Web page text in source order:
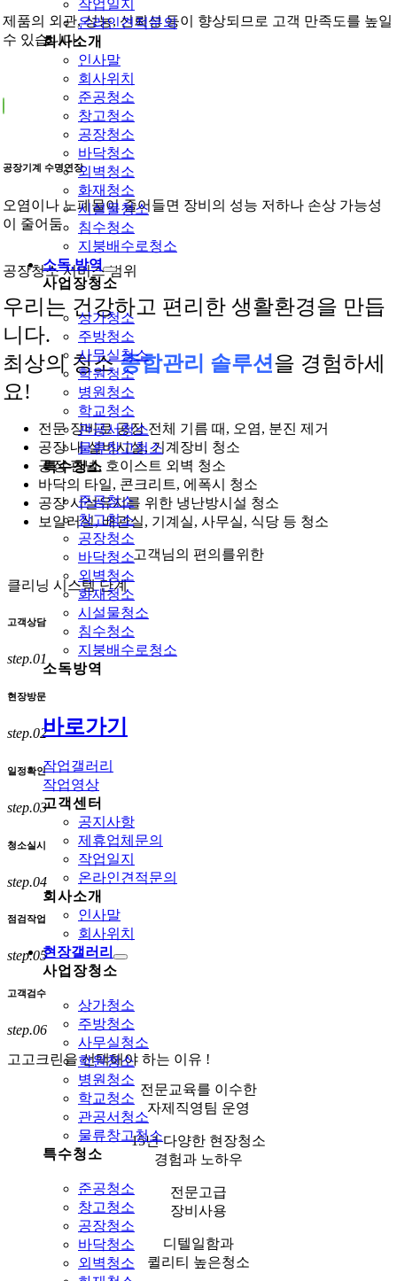
작업일지
온라인견적문의
회사소개
인사말
회사위치
준공청소
창고청소
공장청소
바닥청소
외벽청소
화재청소
시설물청소
침수청소
지붕배수로청소
소독.방역
사업장청소
상가청소
주방청소
사무실청소
학원청소
병원청소
학교청소
관공서청소
물류창고청소
특수청소
준공청소
창고청소
공장청소
바닥청소
외벽청소
화재청소
시설물청소
침수청소
지붕배수로청소
소독방역
바로가기
작업갤러리
작업영상
고객센터
공지사항
제휴업체문의
작업일지
온라인견적문의
회사소개
인사말
회사위치
현장갤러리
사업장청소
상가청소
주방청소
사무실청소
학원청소
병원청소
학교청소
관공서청소
물류창고청소
특수청소
준공청소
창고청소
공장청소
바닥청소
외벽청소
제품의 외관, 성능, 신뢰성 등이 향상되므로 고객 만족도를 높일
수 있습니다.
공장기계 수명연장
오염이나 노폐물이 줄어들면 장비의 성능 저하나 손상 가능성
이 줄어둠
공장청소 서비스 범위
우리는 건강하고 편리한 생활환경을 만듭
니다.
최상의 청소종합관리 솔루션을 경험하세
요!
전문 장비로 공장 전체 기름 때, 오염, 분진 제거
공장 내 설비시설, 기계장비 청소
공장 판넬, 호이스트 외벽 청소
바닥의 타일, 콘크리트, 에폭시 청소
공장 시설유지를 위한 냉난방시설 청소
보일러실, 배관실, 기계실, 사무실, 식당 등 청소
고객님의 편의를위한
클리닝 시스템 단계
고객상담
step.01
현장방문
step.02
일정확인
step.03
청소실시
step.04
점검작업
step.05
고객검수
step.06
고고크린을 선택해야 하는 이유 !
전문교육를 이수한
자제직영팀 운영
15년 다양한 현장청소
경험과 노하우
전문고급
장비사용
디텔일함과
퀼리티 높은청소